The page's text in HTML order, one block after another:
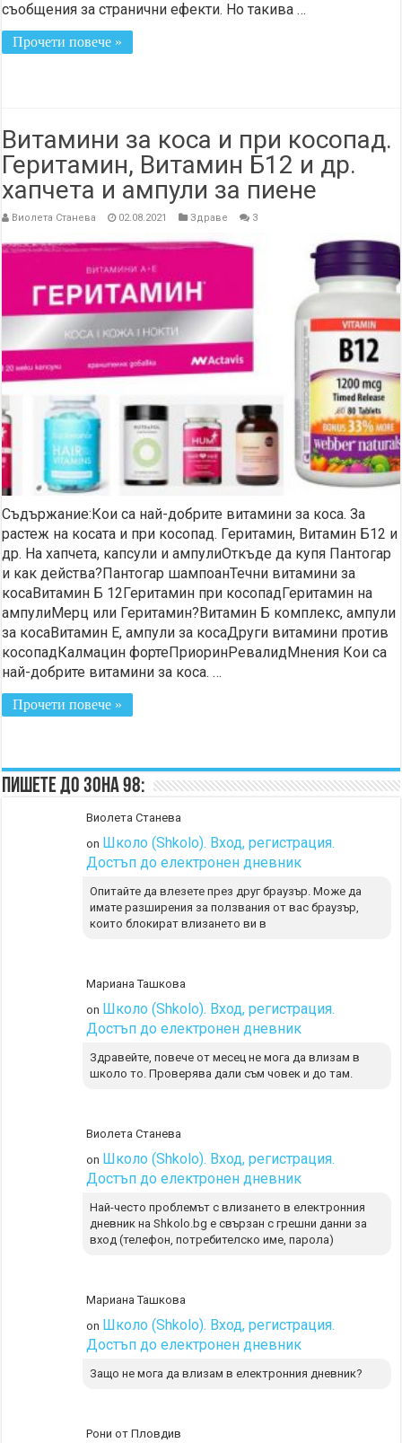
съобщения за странични ефекти. Но такива …
Прочети повече »
Витамини за коса и при косопад.
Геритамин, Витамин Б12 и др.
хапчета и ампули за пиене
Виолета Станева 02.08.2021 Здраве 3
Съдържание:Кои са най-добрите витамини за коса. За
растеж на косата и при косопад. Геритамин, Витамин Б12 и
др. На хапчета, капсули и ампулиОткъде да купя Пантогар
и как действа?Пантогар шампоанТечни витамини за
косаВитамин Б 12Геритамин при косопадГеритамин на
ампулиМерц или Геритамин?Витамин Б комплекс, ампули
за косаВитамин Е, ампули за косаДруги витамини против
косопадКалмацин фортеПриоринРевалидМнения Кои са
най-добрите витамини за коса. …
Прочети повече »
Пишете до Зона 98:
Виолета Станева
on Школо (Shkolo). Вход, регистрация.
Достъп до електронен дневник
Опитайте да влезете през друг браузър. Може да
имате разширения за ползвания от вас браузър,
които блокират влизането ви в
Мариана Ташкова
on Школо (Shkolo). Вход, регистрация.
Достъп до електронен дневник
Здравейте, повече от месец не мога да влизам в
школо то. Проверява дали съм човек и до там.
Виолета Станева
on Школо (Shkolo). Вход, регистрация.
Достъп до електронен дневник
Най-често проблемът с влизането в електронния
дневник на Shkolo.bg е свързан с грешни данни за
вход (телефон, потребителско име, парола)
Мариана Ташкова
on Школо (Shkolo). Вход, регистрация.
Достъп до електронен дневник
Защо не мога да влизам в електронния дневник?
Рони от Пловдив